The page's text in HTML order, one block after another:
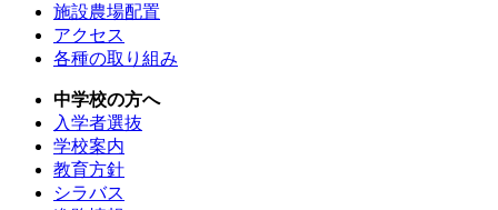
施設農場配置
アクセス
各種の取り組み
中学校の方へ
入学者選抜
学校案内
教育方針
シラバス